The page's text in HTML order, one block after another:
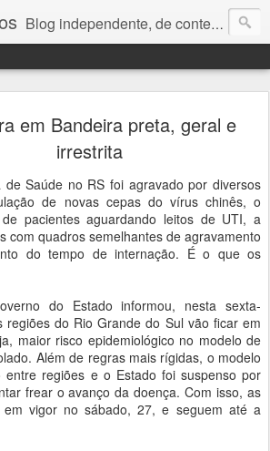
Blog independente, de conteúdo noticioso, com foco em economia, negócios, política e atualidades. e-mail do editor: chquadros2@gmail.com
em Bandeira preta, geral e
irrestrita
Saúde no RS foi agravado por diversos
de novas cepas do vírus chinês, o
pacientes aguardando leitos de UTI, a
com quadros semelhantes de agravamento
do tempo de internação. É o que os
do Estado informou, nesta sexta-
regiões do Rio Grande do Sul vão ficar em
maior risco epidemiológico no modelo de
Além de regras mais rígidas, o modelo
entre regiões e o Estado foi suspenso por
frear o avanço da doença. Com isso, as
em vigor no sábado, 27, e seguem até a